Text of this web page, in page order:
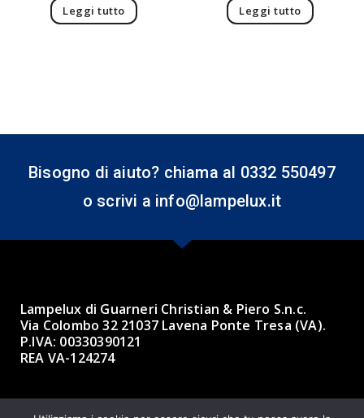
Leggi tutto Leggi tutto
Bisogno di aiuto? chiama al 0332 550497
o scrivi a info@lampelux.it
Lampelux di Guarneri Christian & Piero S.n.c.
Via Colombo 32 21037 Lavena Ponte Tresa (VA).
P.IVA: 00330390121
REA VA-124274